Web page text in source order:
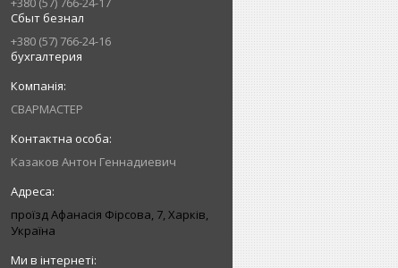
Сбыт безнал
+380 (57) 766-24-16
бухгалтерия
СВАРМАСТЕР
Казаков Антон Геннадиевич
проїзд Афанасія Фірсова, 7, Харків,
Україна